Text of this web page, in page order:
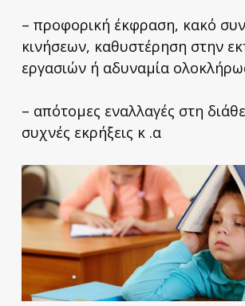
– προφορική έκφραση, κακό
κινήσεων, καθυστέρηση στην
εργασιών ή αδυναμία
– απότομες εναλλαγές στη
συχνές εκρήξεις κ .α